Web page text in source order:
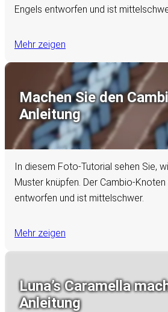
Engels entworfen und ist
Mehr zeigen
Machen Sie den
Anleitung
In diesem Foto-Tutorial sehen Sie,
Muster knüpfen. Der Cambio-
entworfen und ist mittelschwer.
Mehr zeigen
Luna’s Caramella
Anleitung